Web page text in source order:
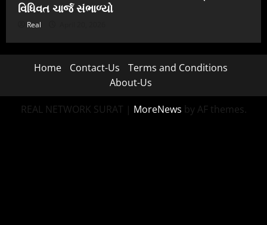
વિધિવત ચાર્જ સંભાળ્યો
Real
Home Contact-Us
Terms and Conditions
About-Us
REAL NETWORK SURAT | MoreNews by AF themes.